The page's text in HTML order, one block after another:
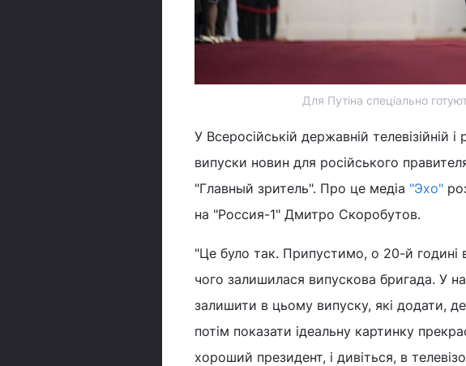
Для Путіна спеціально
У Всеросійській державній телевізійній
випуски новин для російського
"Главный зритель". Про це медіа "Эхо"
на "Россия-1" Дмитро Скоробутов.
"Це було так. Припустимо, о 20-й годині
чого залишилася випускова бригада. У
залишити в цьому випуску, які додати,
потім показати ідеальну картинку
хороший президент, і дивіться, в